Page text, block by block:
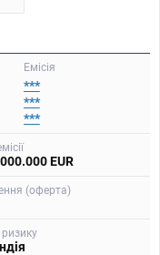
Емісія
***
***
***
EUR
(оферта)
ризику